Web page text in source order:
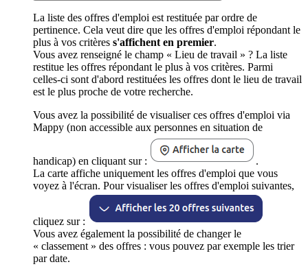
La liste des offres d'emploi est restituée par ordre de
pertinence. Cela veut dire que les offres d'emploi répondant le
plus à vos critères s'affichent en premier.
Vous avez renseigné le champ « Lieu de travail » ? La liste
restitue les offres répondant le plus à vos critères. Parmi
celles-ci sont d'abord restituées les offres dont le lieu de travail
est le plus proche de votre recherche.
Vous avez la possibilité de visualiser ces offres d'emploi via
Mappy (non accessible aux personnes en situation de
handicap) en cliquant sur :
.
La carte affiche uniquement les offres d'emploi que vous
voyez à l'écran. Pour visualiser les offres d'emploi suivantes,
cliquez sur :
Vous avez également la possibilité de changer le
« classement » des offres : vous pouvez par exemple les trier
par date.